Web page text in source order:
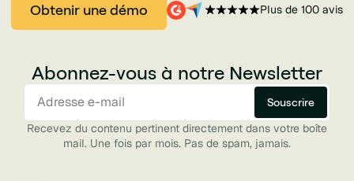
Obtenir une démo Plus de 100 avis
Abonnez-vous à notre Newsletter
Recevez du contenu pertinent directement dans votre boîte
mail. Une fois par mois. Pas de spam, jamais.